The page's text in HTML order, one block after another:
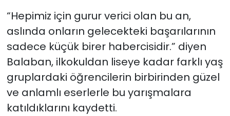
“Hepimiz için gurur verici olan bu an,
aslında onların gelecekteki başarılarının
sadece küçük birer habercisidir.” diyen
Balaban, ilkokuldan liseye kadar farklı yaş
gruplardaki öğrencilerin birbirinden güzel
ve anlamlı eserlerle bu yarışmalara
katıldıklarını kaydetti.